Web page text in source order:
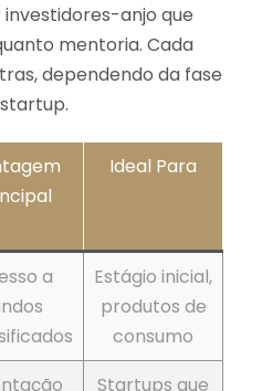
anjo que
mentoria. Cada
dependendo da fase
Ideal Para
a
Estágio inicial,
produtos de
consumo
Startups que